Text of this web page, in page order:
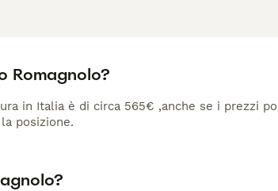
Romagnolo?
in Italia è di circa 565€ ,anche se i prezzi
posizione.